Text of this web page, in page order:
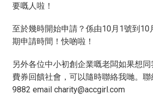
要嘅人啦！
至於幾時開始申請？係由10月1號到10
期申請時間！快啲啦！
另外各位中小初創企業嘅老闆如果想
費券回饋社會，可以隨時聯絡我哋。
9882 email charity@accgirl.com